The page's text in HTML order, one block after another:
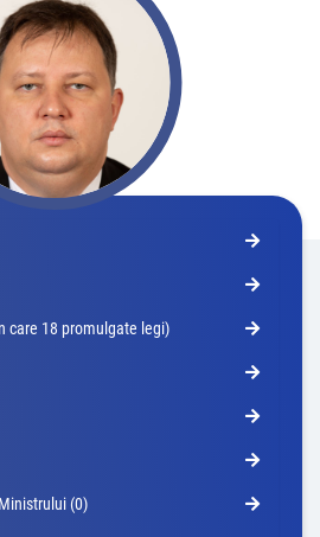
care 18 promulgate legi)
(0)